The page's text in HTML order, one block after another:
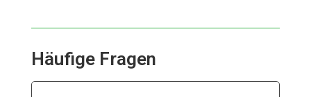
Häufige Fragen